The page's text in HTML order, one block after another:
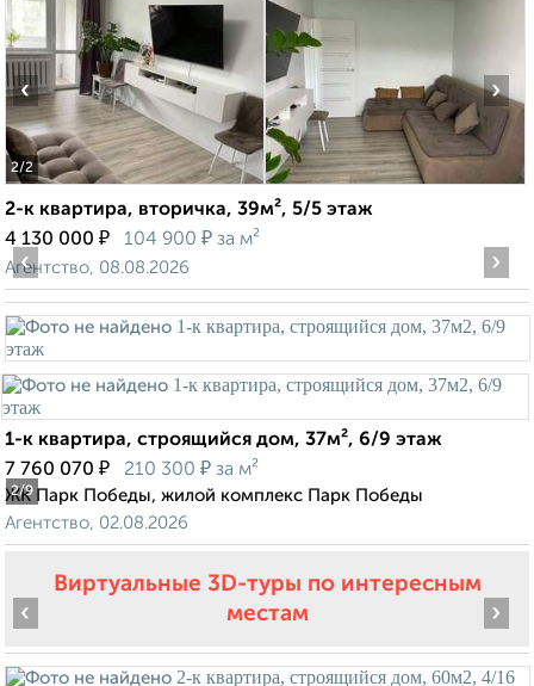
2/2
‹ ›
2-к квартира, вторичка, 39м², 5/5 этаж
4 130 000 ₽ 104 900 ₽ за м²
Агентство, 08.08.2026
2/9
‹ ›
1-к квартира, строящийся дом, 37м², 6/9 этаж
7 760 070 ₽ 210 300 ₽ за м²
ЖК Парк Победы, жилой комплекс Парк Победы
Агентство, 02.08.2026
Виртуальные 3D-туры по интересным
местам
‹ ›